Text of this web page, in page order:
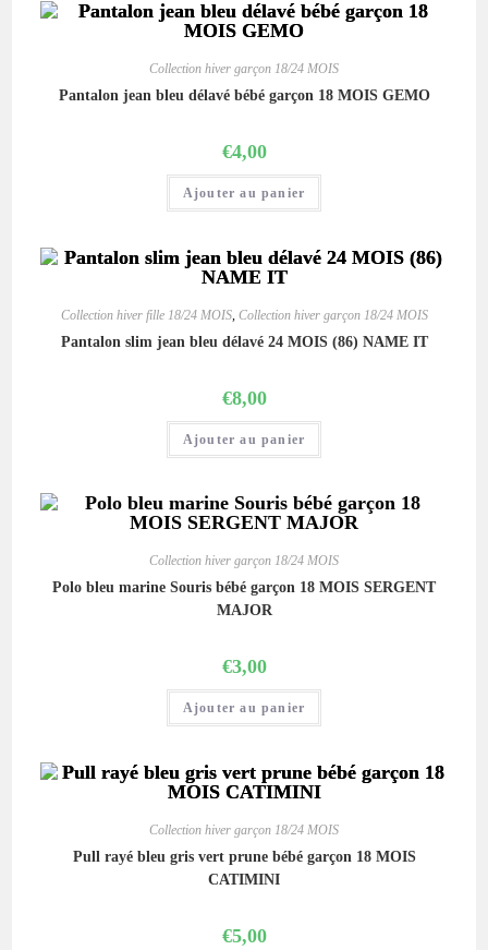
Collection hiver garçon 18/24 MOIS
Pantalon jean bleu délavé bébé garçon 18 MOIS GEMO
€4,00
Ajouter au panier
Collection hiver fille 18/24 MOIS, Collection hiver garçon 18/24 MOIS
Pantalon slim jean bleu délavé 24 MOIS (86) NAME IT
€8,00
Ajouter au panier
Collection hiver garçon 18/24 MOIS
Polo bleu marine Souris bébé garçon 18 MOIS SERGENT
MAJOR
€3,00
Ajouter au panier
Collection hiver garçon 18/24 MOIS
Pull rayé bleu gris vert prune bébé garçon 18 MOIS
CATIMINI
€5,00